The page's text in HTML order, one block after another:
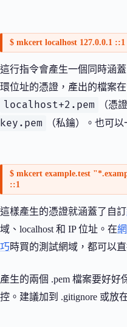
$ mkcert localhost 127.0.0.1 ::1
這行指令會產生一個同時涵蓋
環位址的憑證，產出的檔案
localhost+2.pem （憑
key.pem
（私鑰）。也可
$ mkcert example.test
::1
這樣產生的憑證就涵蓋了自訂
域、localhost 和 IP 位址。在
巧時買的測試網域，都可以直
產生的兩個 .pem 檔案要好好
控。建議加到 .gitignore 或放